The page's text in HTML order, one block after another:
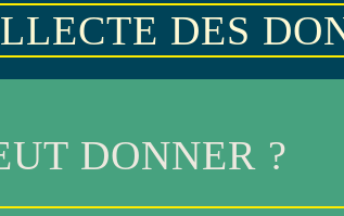
DES
DONNER ?